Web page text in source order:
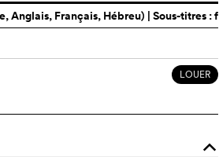
Anglais, Français, Hébreu) | Sous-titres : f
LOUER
o